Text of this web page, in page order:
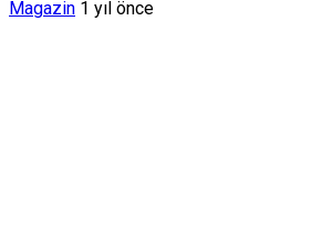
Magazin 1 yıl önce